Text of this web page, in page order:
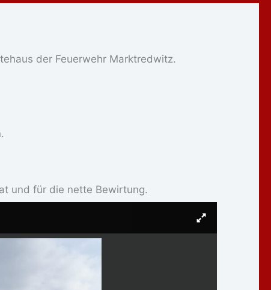
der Feuerwehr Marktredwitz.
und für die nette Bewirtung.